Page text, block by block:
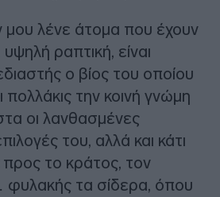
μου λένε άτομα που έχουν
ραπτική, είναι
ο βίος του οποίου
πολλάκις την κοινή γνώμη
οι λανθασμένες
του, αλλά και κάτι
προς το κράτος, τον
τα σίδερα, όπου